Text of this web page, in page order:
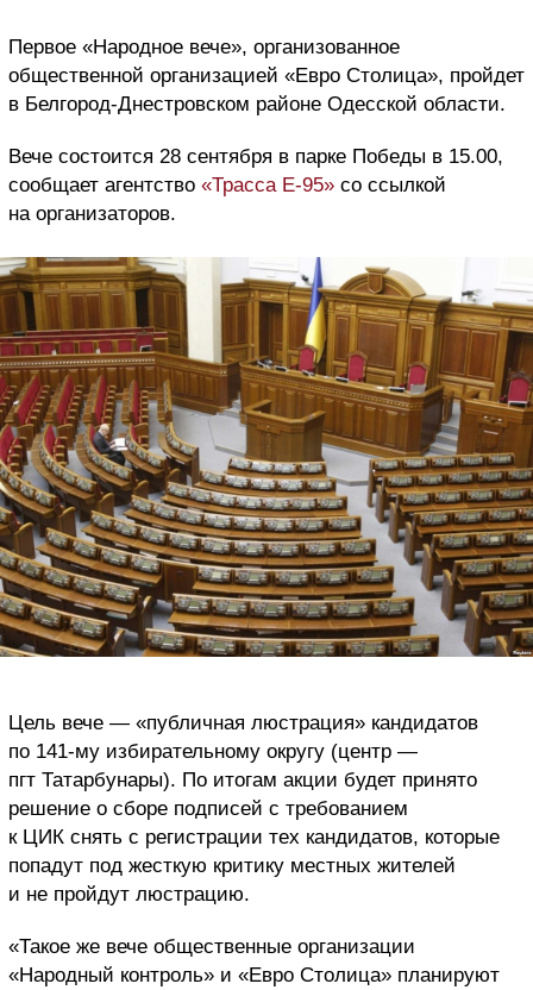
Первое «Народное вече», организованное
общественной организацией «Евро Столица», пройдет
в Белгород-Днестровском районе Одесской области.
Вече состоится 28 сентября в парке Победы в 15.00,
сообщает агентство «Трасса Е-95» со ссылкой
на организаторов.
Цель вече — «публичная люстрация» кандидатов
по 141-му избирательному округу (центр —
пгт Татарбунары). По итогам акции будет принято
решение о сборе подписей с требованием
к ЦИК снять с регистрации тех кандидатов, которые
попадут под жесткую критику местных жителей
и не пройдут люстрацию.
«Такое же вече общественные организации
«Народный контроль» и «Евро Столица» планируют